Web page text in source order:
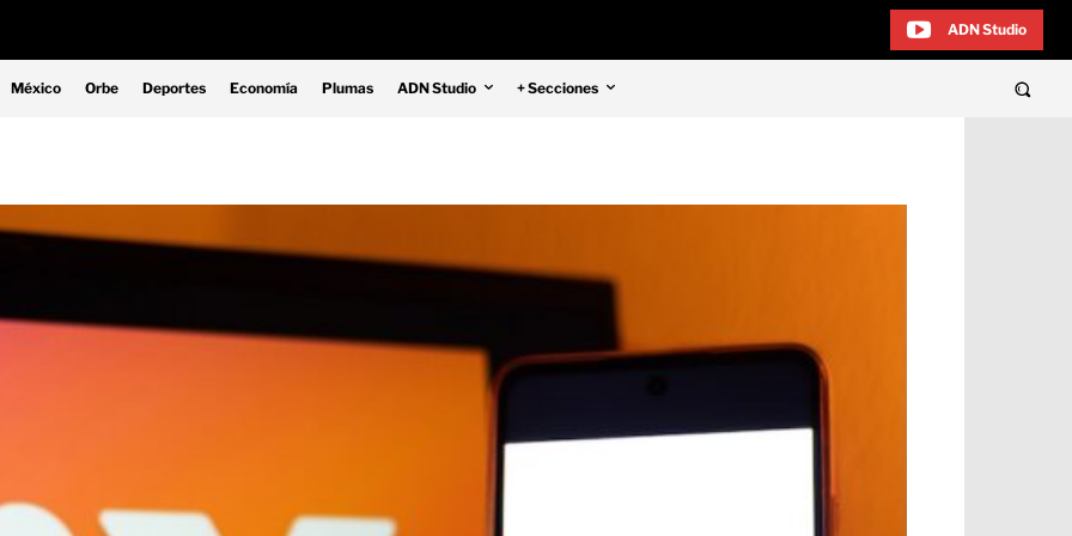
ADN Studio
México Orbe Deportes Economía Plumas ADN Studio + Secciones